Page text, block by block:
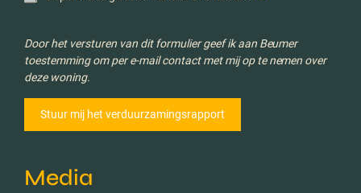
Door het versturen van dit formulier geef ik aan Beumer
toestemming om per e-mail contact met mij op te nemen over
deze woning.
Media